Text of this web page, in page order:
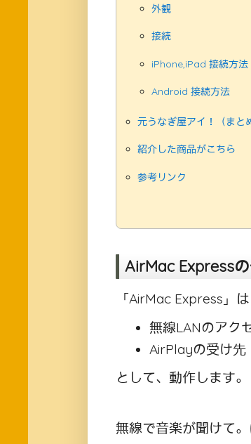
外観
接続
iPhone,iPad 接続方法
Android 接続方法
元うなぎ屋アイ！（まと
紹介した商品がこちら
参考リンク
AirMac Express
「AirMac Express」は
無線LANのアク
AirPlayの受け先
として、動作します。
無線で音楽が聞けて